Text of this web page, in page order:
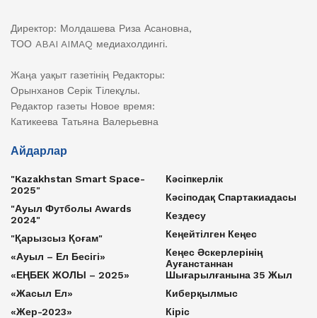
Директор: Молдашева Риза Асановна,
ТОО ABAI AIMAQ медиахолдингі.
Жаңа уақыт газетінің Редакторы:
Орынханов Серік Тілекұлы.
Редактор газеты Новое время:
Катикеева Татьяна Валерьевна
Айдарлар
"Kazakhstan Smart Space-
2025"
"Ауыл Футболы Awards
2024"
"Қарызсыз Қоғам"
«Ауыл – Ел Бесігі»
«ЕҢБЕК ЖОЛЫ – 2025»
«Жасыл Ел»
«Жер-2023»
Кәсіпкерлік
Кәсіподақ Спартакиадасы
Кездесу
Кеңейтілген Кеңес
Кеңес Әскерлерінің
Ауғанстаннан
Шығарылғанына 35 Жыл
Киберқылмыс
Кіріс